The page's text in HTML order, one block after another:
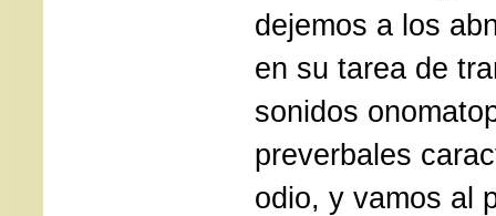
dejemos a los
en su tarea de
sonidos
preverbales
odio, y vamos al